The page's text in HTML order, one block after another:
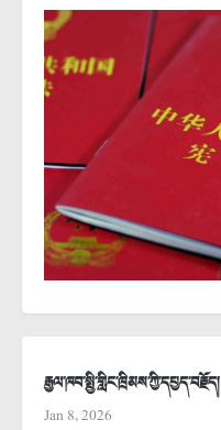
རྒྱལ་ཁབ་སྤྱི་གླིང་ཁྲིམས་ཀྱི་དཔྱད་བརྗོད།
Jan 8, 2026